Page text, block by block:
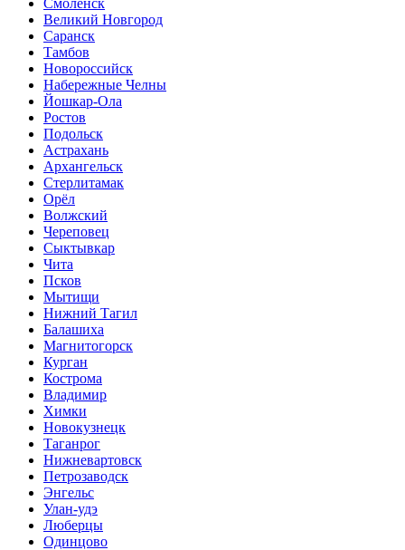
Смоленск
Великий Новгород
Саранск
Тамбов
Новороссийск
Набережные Челны
Йошкар-Ола
Ростов
Подольск
Астрахань
Архангельск
Стерлитамак
Орёл
Волжский
Череповец
Сыктывкар
Чита
Псков
Мытищи
Нижний Тагил
Балашиха
Магнитогорск
Курган
Кострома
Владимир
Химки
Новокузнецк
Таганрог
Нижневартовск
Петрозаводск
Энгельс
Улан-удэ
Люберцы
Одинцово